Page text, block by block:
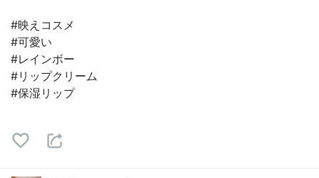
#映えコスメ
#可愛い
#レインボー
#リップクリーム
#保湿リップ